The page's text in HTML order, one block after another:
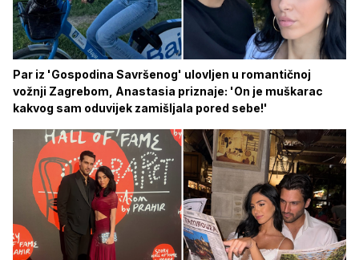
Par iz 'Gospodina Savršenog' ulovljen u romantičnoj
vožnji Zagrebom, Anastasia priznaje: 'On je muškarac
kakvog sam oduvijek zamišljala pored sebe!'